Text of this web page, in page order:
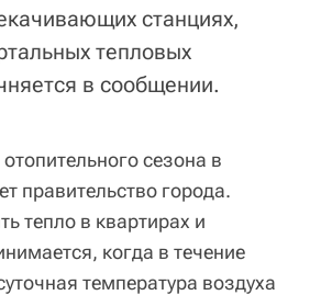
станциях,
тепловых
в сообщении.
сезона в
правительство города.
тепло в квартирах и
когда в течение
температура воздуха